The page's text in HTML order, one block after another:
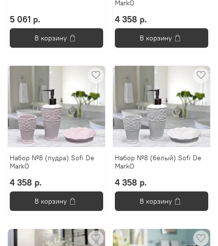
5 061 р.
В корзину
MarkO
4 358 р.
В корзину
Набор №8 (пудра) Sofi De
MarkO
4 358 р.
В корзину
Набор №8 (белый) Sofi De
MarkO
4 358 р.
В корзину